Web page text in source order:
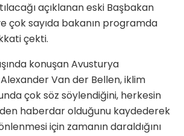
açıklanan eski Başbakan
çok sayıda bakanın programda
çekti.
konuşan Avusturya
Van der Bellen, iklim
çok söz söylendiğini, herkesin
haberdar olduğunu kaydederek
için zamanın daraldığını